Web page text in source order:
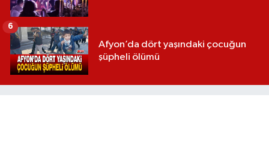
Afyon’da dört yaşındaki çocuğun
şüpheli ölümü
6